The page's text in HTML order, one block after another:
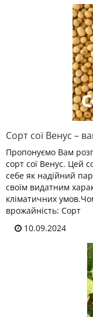
Сорт сої Венус –
Пропонуємо Вам
сорт сої Венус. Цей
себе як надійний
своїм видатним
кліматичних
врожайність: Сорт
10.09.2024